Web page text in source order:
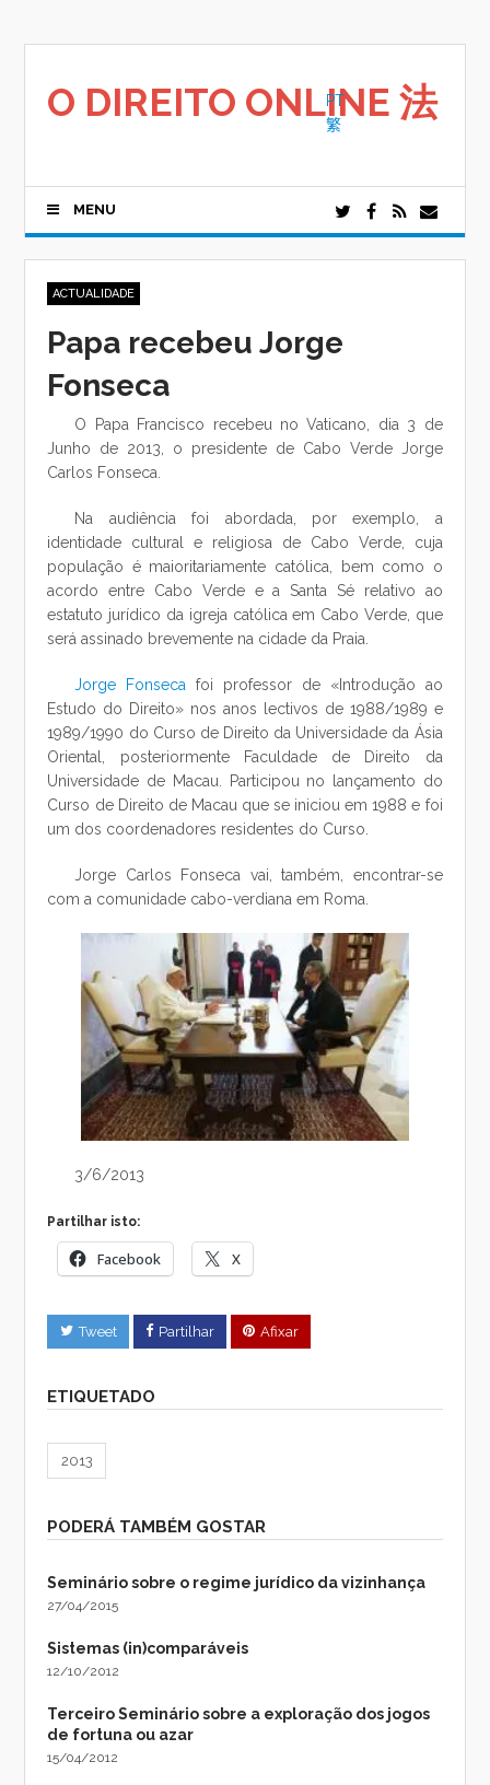
O DIREITO ONLINE 法
PT
繁
MENU
ACTUALIDADE
Papa recebeu Jorge
Fonseca
O Papa Francisco recebeu no Vaticano, dia 3 de
Junho de 2013, o presidente de Cabo Verde Jorge
Carlos Fonseca.
Na audiência foi abordada, por exemplo, a
identidade cultural e religiosa de Cabo Verde, cuja
população é maioritariamente católica, bem como o
acordo entre Cabo Verde e a Santa Sé relativo ao
estatuto jurídico da igreja católica em Cabo Verde, que
será assinado brevemente na cidade da Praia.
Jorge Fonseca foi professor de «Introdução ao
Estudo do Direito» nos anos lectivos de 1988/1989 e
1989/1990 do Curso de Direito da Universidade da Ásia
Oriental, posteriormente Faculdade de Direito da
Universidade de Macau. Participou no lançamento do
Curso de Direito de Macau que se iniciou em 1988 e foi
um dos coordenadores residentes do Curso.
Jorge Carlos Fonseca vai, também, encontrar-se
com a comunidade cabo-verdiana em Roma.
3/6/2013
Partilhar isto:
Facebook X
Tweet Partilhar Afixar
ETIQUETADO
2013
PODERÁ TAMBÉM GOSTAR
Seminário sobre o regime jurídico da vizinhança
27/04/2015
Sistemas (in)comparáveis
12/10/2012
Terceiro Seminário sobre a exploração dos jogos
de fortuna ou azar
15/04/2012